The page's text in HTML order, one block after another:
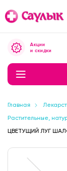
Акции
и скидки
Главная
Растительные,
ЦВЕТУЩИЙ ЛУГ